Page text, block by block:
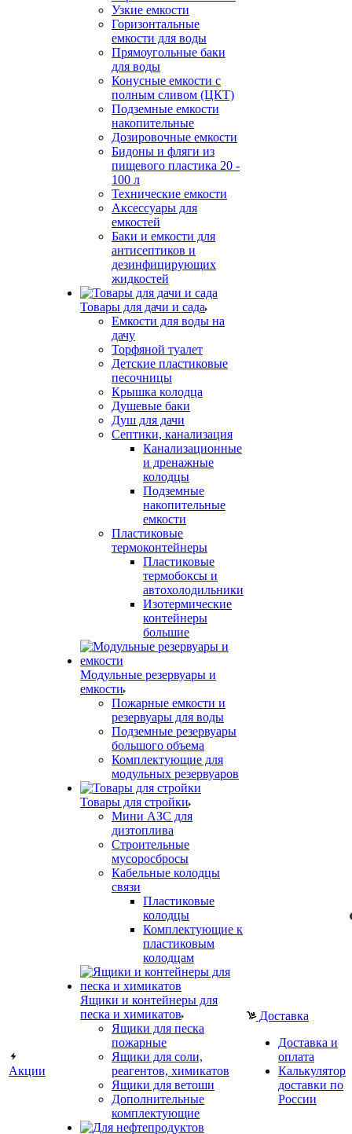
Акции
Узкие емкости
Горизонтальные
емкости для воды
Прямоугольные баки
для воды
Конусные емкости с
полным сливом (ЦКТ)
Подземные емкости
накопительные
Дозировочные емкости
Бидоны и фляги из
пищевого пластика 20 -
100 л
Технические емкости
Аксессуары для
емкостей
Баки и емкости для
антисептиков и
дезинфицирующих
жидкостей
Товары для дачи и сада
Емкости для воды на
дачу
Торфяной туалет
Детские пластиковые
песочницы
Крышка колодца
Душевые баки
Душ для дачи
Септики, канализация
Канализационные
и дренажные
колодцы
Подземные
накопительные
емкости
Пластиковые
термоконтейнеры
Пластиковые
термобоксы и
автохолодильники
Изотермические
контейнеры
большие
Модульные резервуары и
емкости
Пожарные емкости и
резервуары для воды
Подземные резервуары
большого объема
Комплектующие для
модульных резервуаров
Товары для стройки
Мини АЗС для
дизтоплива
Строительные
мусоросбросы
Кабельные колодцы
связи
Пластиковые
колодцы
Комплектующие к
пластиковым
колодцам
Ящики и контейнеры для
песка и химикатов
Ящики для песка
пожарные
Ящики для соли,
реагентов, химикатов
Ящики для ветоши
Дополнительные
комплектующие
Доставка
Доставка и
оплата
Калькулятор
доставки по
России